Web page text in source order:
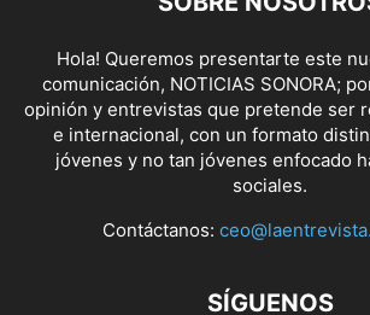
Hola! Queremos presentarte este
comunicación, NOTICIAS SONORA;
opinión y entrevistas que pretende ser
e internacional, con un formato
jóvenes y no tan jóvenes enfocado
sociales.
Contáctanos:
SÍGUENOS